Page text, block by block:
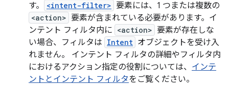
す。
<intent-filter> 要素には、1 つまたは複数の
<action> 要素が含まれている必要があります。イ
ンテント フィルタ内に <action> 要素が存在しな
い場合、フィルタは Intent オブジェクトを受け入
れません。 インテント フィルタの詳細やフィルタ内
におけるアクション指定の役割については、 インテ
ントとインテント フィルタをご覧ください。